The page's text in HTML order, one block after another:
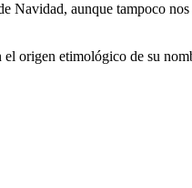
Navidad, aunque tampoco
origen etimológico de su